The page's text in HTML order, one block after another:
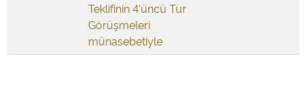
Teklifinin 4'üncü Tur
Görüşmeleri
münasebetiyle